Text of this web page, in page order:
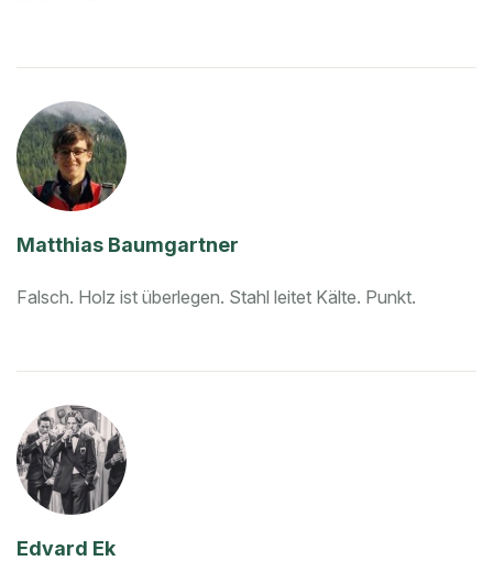
Matthias Baumgartner
Falsch. Holz ist überlegen. Stahl leitet Kälte. Punkt.
Edvard Ek